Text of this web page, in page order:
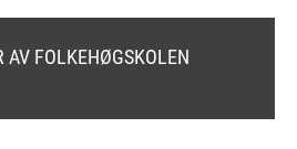
FOLKEHØGSKOLEN